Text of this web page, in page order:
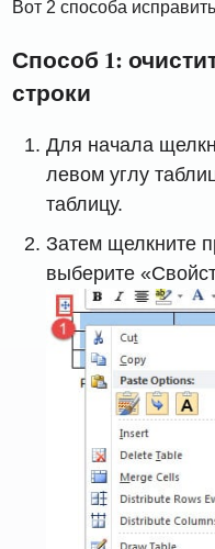
Вот 2 способа
Способ 1:
строки
Для начала
левом углу
таблицу.
Затем щелкните
выберите